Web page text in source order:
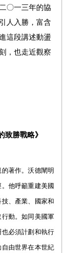
〇一三年的協
人入勝，富含
這段講述動盪
，也走近觀察
致勝戰略》
著作。沃德闡明
他呼籲重建美國
、產業、國家和
動。如同美國軍
必須計劃和執行
由世界在本世紀